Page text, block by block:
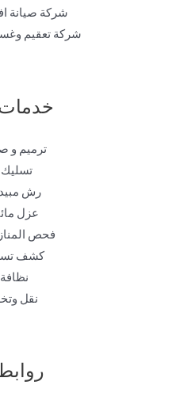
شركة صيانة
شركة تعقيم
ترميم و
رش
عزل
فحص
كشف
نقل